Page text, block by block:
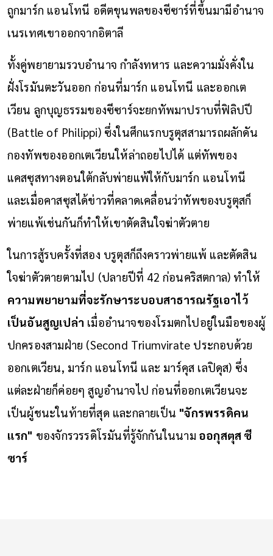
ถูกมาร์ก แอนโทนี อดีตขุนพลของซีซาร์ที่ขึ้นมามีอำนาจ
เนรเทศเขาออกจากอิตาลี
ทั้งคู่พยายามรวบอำนาจ กำลังทหาร และความมั่งคั่งใน
ฝั่งโรมันตะวันออก ก่อนที่มาร์ก แอนโทนี และออกเต
เวียน ลูกบุญธรรมของซีซาร์จะยกทัพมาปราบที่ฟิลิปปี
(Battle of Philippi) ซึ่งในศึกแรกบรูตุสสามารถผลักดัน
กองทัพของออกเตเวียนให้ล่าถอยไปได้ แต่ทัพของ
แคสซุสทางตอนใต้กลับพ่ายแพ้ให้กับมาร์ก แอนโทนี
และเมื่อคาสซุสได้ข่าวที่คลาดเคลื่อนว่าทัพของบรูตุสก็
พ่ายแพ้เช่นกันก็ทำให้เขาตัดสินใจฆ่าตัวตาย
ในการสู้รบครั้งที่สอง บรูตุสก็ถึงคราวพ่ายแพ้ และตัดสิน
ใจฆ่าตัวตายตามไป (ปลายปีที่ 42 ก่อนคริสตกาล) ทำให้
ความพยายามที่จะรักษาระบอบสาธารณรัฐเอาไว้
เป็นอันสูญเปล่า เมื่ออำนาจของโรมตกไปอยู่ในมือของผู้
ปกครองสามฝ่าย (Second Triumvirate ประกอบด้วย
ออกเตเวียน, มาร์ก แอนโทนี และ มาร์คุส เลปิดุส) ซึ่ง
แต่ละฝ่ายก็ค่อยๆ สูญอำนาจไป ก่อนที่ออกเตเวียนจะ
เป็นผู้ชนะในท้ายที่สุด และกลายเป็น "จักรพรรดิคน
แรก" ของจักรวรรดิโรมันที่รู้จักกันในนาม ออกุสตุส ซี
ซาร์